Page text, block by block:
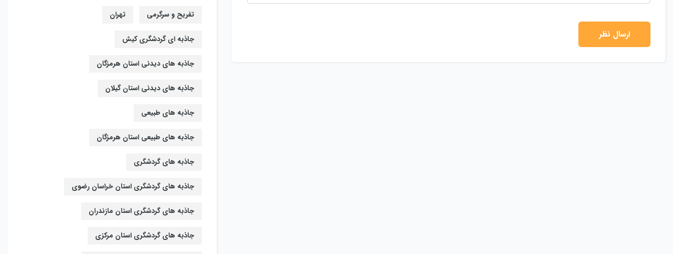
تفریح و سرگرمی تهران
جاذبه ای گردشگری کیش
جاذبه های دیدنی استان هرمزگان
جاذبه های دیدنی استان گیلان
جاذبه های طبیعی
جاذبه های طبیعی استان هرمزگان
جاذبه های گردشگری
جاذبه های گردشگری استان خراسان رضوی
جاذبه های گردشگری استان مازندران
جاذبه های گردشگری استان مرکزی